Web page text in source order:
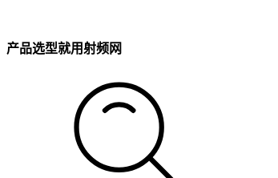
产品选型就用射频网